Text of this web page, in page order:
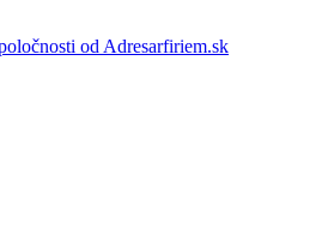
od Adresarfiriem.sk